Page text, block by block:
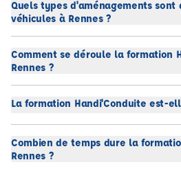
Quels types d'aménagements sont
véhicules à Rennes ?
Comment se déroule la formation
Rennes ?
La formation Handi'Conduite est-
Combien de temps dure la
Rennes ?